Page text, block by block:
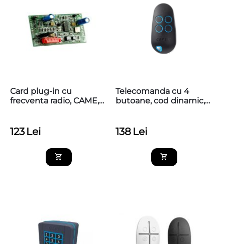
Card plug-in cu
frecventa radio, CAME,
123 Lei
Telecomanda cu 4
butoane, cod dinamic,
138 Lei